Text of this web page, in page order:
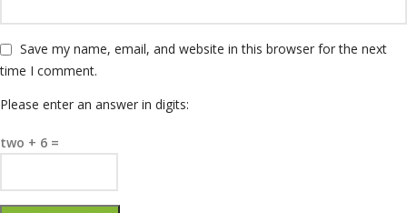
Save my name, email, and website in this browser for the next
time I comment.
Please enter an answer in digits:
two + 6 =